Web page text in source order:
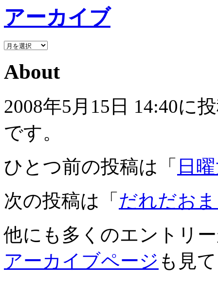
アーカイブ
About
2008年5月15日 14:40に
です。
ひとつ前の投稿は「 日
次の投稿は「 だれだお
他にも多くのエントリ
アーカイブページ も見